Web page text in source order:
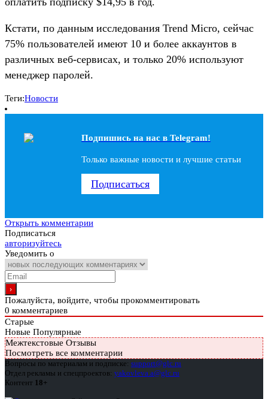
Кстати, по данным исследования Trend Micro, сейчас
75% пользователей имеют 10 и более аккаунтов в
различных веб-сервисах, и только 20% используют
менеджер паролей.
Теги:Новости
Подпишись на наc в Telegram!
Только важные новости и лучшие статьи
Подписаться
Открыть комментарии
Подписаться
авторизуйтесь
Уведомить о
Пожалуйста, войдите, чтобы прокомментировать
0 комментариев
Старые
Новые Популярные
Межтекстовые Отзывы
Посмотреть все комментарии
Вопросы по материалам и подписке: support@glc.ru
Отдел рекламы и спецпроектов: yakovleva.a@glc.ru
Контент 18+